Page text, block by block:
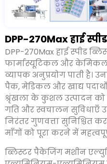
DPP-270Max हाई
DPP-270Max हाई स्पीड
फार्मास्यूटिकल और केमिकल
व्यापक अनुप्रयोग पाती है।
पैक,मेडिकल और खाद्य
श्रृंखला के कुशल उत्पादन को
गति और स्वचालन सुविधाएँ
निरंतर गुणवत्ता सुनिश्चित
माँगों को पूरा करने में
ब्लिस्टर पैकेजिंग मशीन